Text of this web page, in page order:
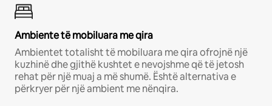
Ambiente të mobiluara me qira
Ambientet totalisht të mobiluara me qira ofrojnë një
kuzhinë dhe gjithë kushtet e nevojshme që të jetosh
rehat për një muaj a më shumë. Është alternativa e
përkryer për një ambient me nënqira.